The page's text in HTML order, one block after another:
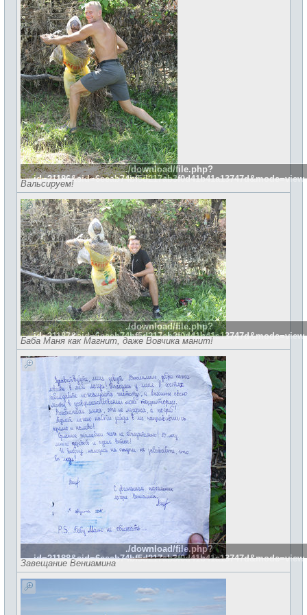
./download/file.php?
id=21186&sid=6eeab74bf5d217ab3f0d41b41a13747d&mode=view
Вальсируем!
./download/file.php?
id=21187&sid=6eeab74bf5d217ab3f0d41b41a13747d&mode=view
Баба Маня как Магнит, даже Вовчика манит!
./download/file.php?
id=21188&sid=6eeab74bf5d217ab3f0d41b41a13747d&mode=view
Завещание Вениамина